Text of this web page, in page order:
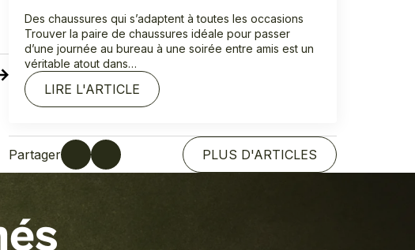
Des chaussures qui s’adaptent à toutes les occasions
Trouver la paire de chaussures idéale pour passer
d’une journée au bureau à une soirée entre amis est un
véritable atout dans…
LIRE L'ARTICLE
Partager PLUS D'ARTICLES